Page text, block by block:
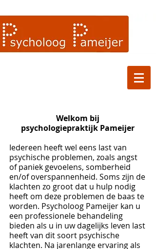
Welkom bij
psychologiepraktijk Pameijer
Iedereen heeft wel eens last van
psychische problemen, zoals angst
of paniek gevoelens, somberheid
en/of overspannenheid. Soms zijn de
klachten zo groot dat u hulp nodig
heeft om deze problemen de baas te
worden. Psycholoog Pameijer kan u
een professionele behandeling
bieden als u in uw dagelijks leven last
heeft van dit soort psychische
klachten. Na jarenlange ervaring als